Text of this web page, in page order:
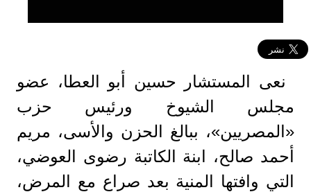
نعى المستشار حسين أبو العطا، عضو
مجلس الشيوخ ورئيس حزب
«المصريين»، ببالغ الحزن والأسى، مريم
أحمد صالح، ابنة الكاتبة رضوى العوضي،
التي وافتها المنية بعد صراع مع المرض،